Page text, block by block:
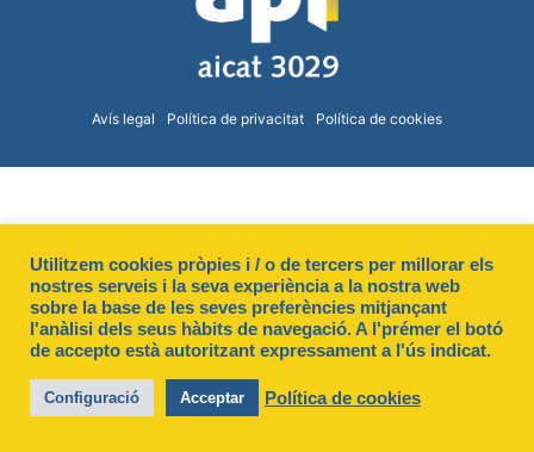
Avís legal Política de privacitat Política de cookies
Utilitzem cookies pròpies i / o de tercers per millorar els
nostres serveis i la seva experiència a la nostra web
sobre la base de les seves preferències mitjançant
l'anàlisi dels seus hàbits de navegació. A l'prémer el botó
de accepto està autoritzant expressament a l'ús indicat.
Configuració Acceptar Política de cookies